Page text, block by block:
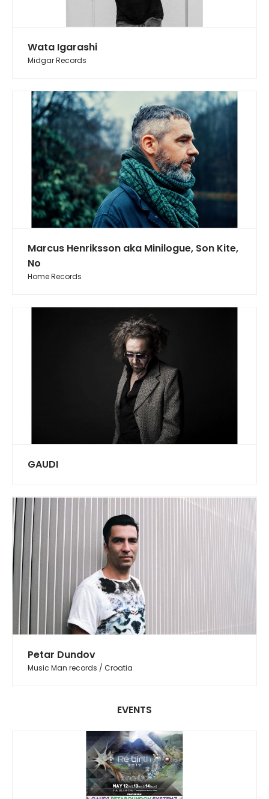
Wata Igarashi
Midgar Records
Marcus Henriksson aka Minilogue, Son Kite,
No
Home Records
GAUDI
Petar Dundov
Music Man records / Croatia
EVENTS